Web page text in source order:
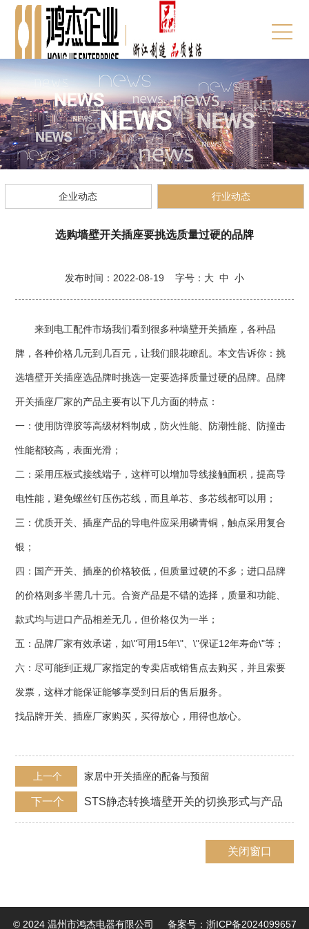
企业动态 行业动态
选购墙壁开关插座要挑选质量过硬的品牌
发布时间：2022-08-19 字号： 大 中 小
来到电工配件市场我们看到很多种墙壁开关插座，各种品
牌，各种价格几元到几百元，让我们眼花瞭乱。本文告诉你：挑
选墙壁开关插座选品牌时挑选一定要选择质量过硬的品牌。品牌
开关插座厂家的产品主要有以下几方面的特点：
一：使用防弹胶等高级材料制成，防火性能、防潮性能、防撞击
性能都较高，表面光滑；
二：采用压板式接线端子，这样可以增加导线接触面积，提高导
电性能，避免螺丝钉压伤芯线，而且单芯、多芯线都可以用；
三：优质开关、插座产品的导电件应采用磷青铜，触点采用复合
银；
四：国产开关、插座的价格较低，但质量过硬的不多；进口品牌
的价格则多半需几十元。合资产品是不错的选择，质量和功能、
款式均与进口产品相差无几，但价格仅为一半；
五：品牌厂家有效承诺，如\"可用15年\"、\"保证12年寿命\"等；
六：尽可能到正规厂家指定的专卖店或销售点去购买，并且索要
发票，这样才能保证能够享受到日后的售后服务。
找品牌开关、插座厂家购买，买得放心，用得也放心。
上一个 家居中开关插座的配备与预留
下一个
STS静态转换墙壁开关的切换形式与产品
特点
关闭窗口
© 2024 温州市鸿杰电器有限公司 备案号： 浙ICP备2024099657